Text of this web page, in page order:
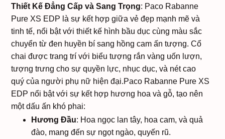
Thiết Kế Đẳng Cấp và Sang Trọng: Paco Rabanne
Pure XS EDP là sự kết hợp giữa vẻ đẹp mạnh mẽ và
tinh tế, nổi bật với thiết kế hình bầu dục cùng màu sắc
chuyển từ đen huyền bí sang hồng cam ấn tượng. Cổ
chai được trang trí với biểu tượng rắn vàng uốn lượn,
tượng trưng cho sự quyền lực, nhục dục, và nét cao
quý của người phụ nữ hiện đại.Paco Rabanne Pure XS
EDP nổi bật với sự kết hợp hương hoa và gỗ, tạo nên
một dấu ấn khó phai:
Hương Đầu: Hoa ngọc lan tây, hoa cam, và quả
đào, mang đến sự ngọt ngào, quyến rũ.